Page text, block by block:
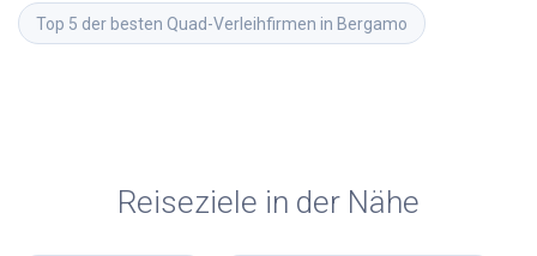
Top 5 der besten Quad-Verleihfirmen in Bergamo
Reiseziele in der Nähe